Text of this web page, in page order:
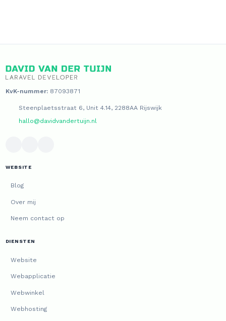
KvK-nummer:87093871
Steenplaetsstraat 6, Unit 4.14, 2288AA Rijswijk
hallo@davidvandertuijn.nl
WEBSITE
Blog
Over mij
Neem contact op
DIENSTEN
Website
Webapplicatie
Webwinkel
Webhosting